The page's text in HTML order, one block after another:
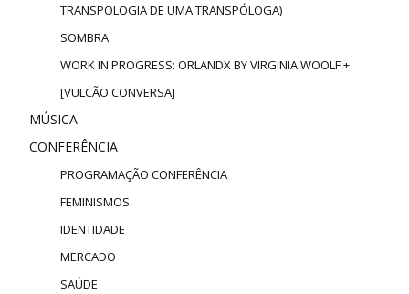
TRANSPOLOGIA DE UMA TRANSPÓLOGA)
SOMBRA
WORK IN PROGRESS: ORLANDX BY VIRGINIA WOOLF +
[VULCÃO CONVERSA]
MÚSICA
CONFERÊNCIA
PROGRAMAÇÃO CONFERÊNCIA
FEMINISMOS
IDENTIDADE
MERCADO
SAÚDE